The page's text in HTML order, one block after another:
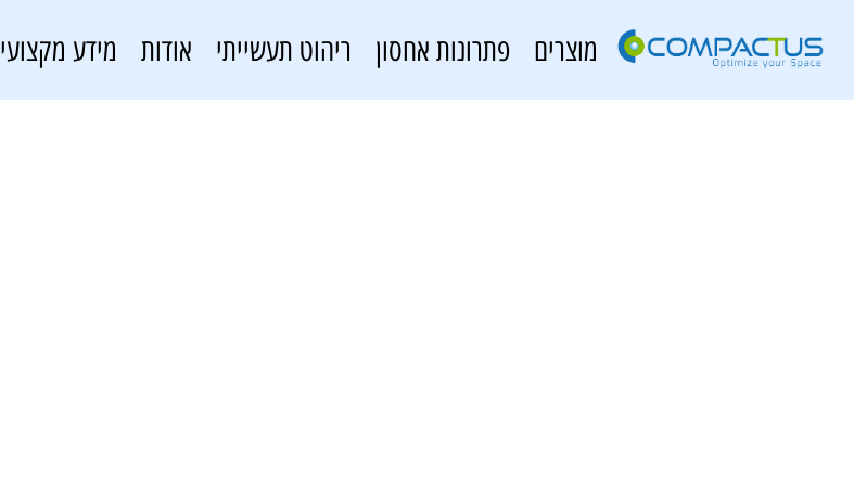
מוצרים פתרונות אחסון ריהוט תעשייתי אודות מידע מקצועי